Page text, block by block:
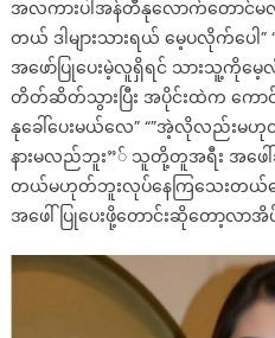
အလကားပါအန်တီနုလောက်တောင်
တယ် ဒါများသားရယ် မေ့ပလိုက်ပေါ
အဖော်ပြုပေးမဲ့လူရှိရင် သားသူ့ကိုမေ့လို့
တိတ်ဆိတ်သွားပြီး အပိုင်းထဲက ကေ
နုခေါ်ပေးမယ်လေ” “”အဲ့လိုလည်းမဟု
နားမလည်ဘူး”် သူတို့တူအရီး အဖေ
တယ်မဟုတ်ဘူးလုပ်နေကြသေးတယ်
အဖေါ်ပြုပေးဖို့တောင်းဆိုတော့လ